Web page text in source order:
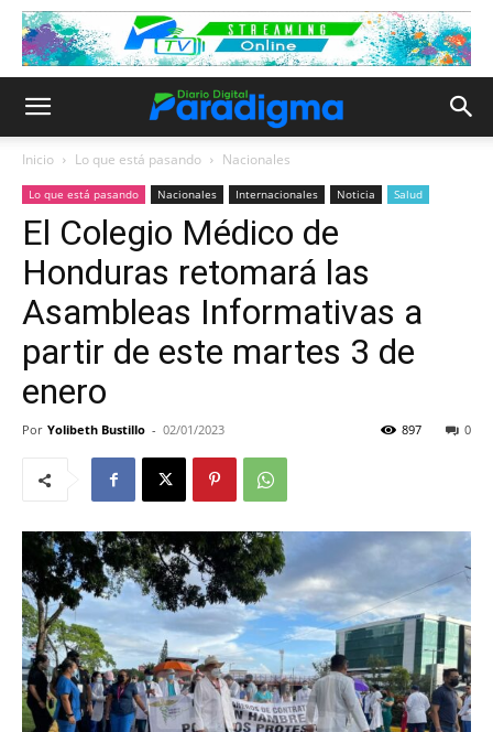
Inicio Lo que está pasando Nacionales
Lo que está pasando Nacionales Internacionales Noticia Salud
El Colegio Médico de
Honduras retomará las
Asambleas Informativas a
partir de este martes 3 de
enero
Por Yolibeth Bustillo - 02/01/2023 0
897